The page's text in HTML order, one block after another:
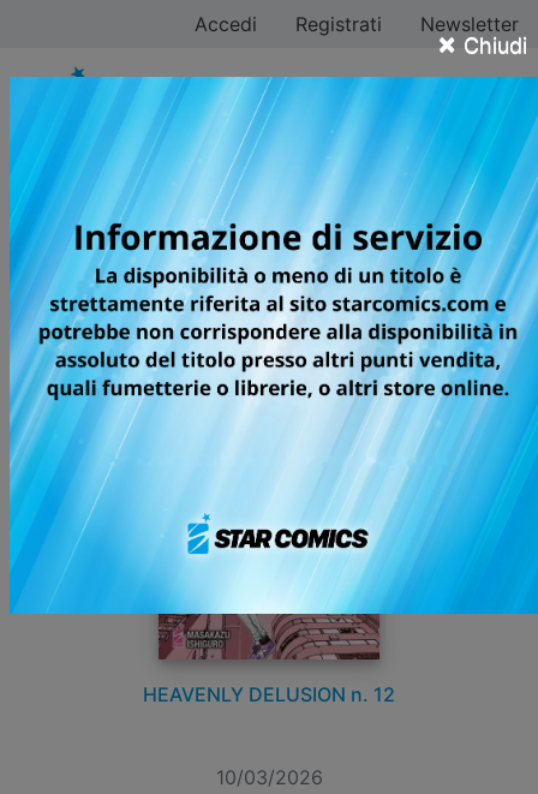
× Chiudi
Accedi Registrati Newsletter
Masakazu Ishiguro
Tutti i fumetti
HEAVENLY DELUSION n. 12
10/03/2026